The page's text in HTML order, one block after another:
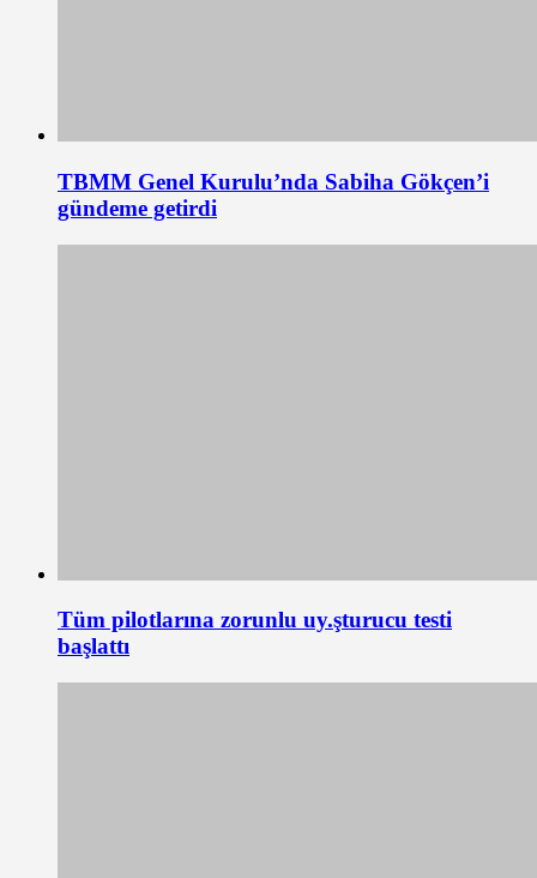
TBMM Genel Kurulu’nda Sabiha Gökçen’i
gündeme getirdi
Tüm pilotlarına zorunlu uy.şturucu testi
başlattı